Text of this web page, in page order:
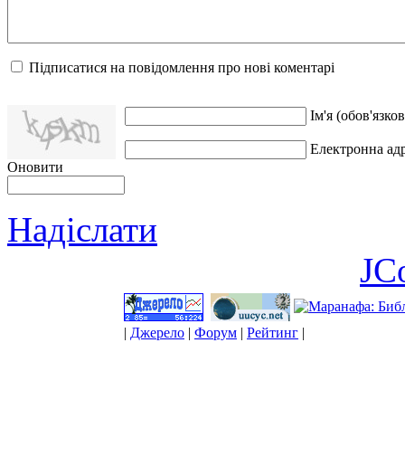
Підписатися на повідомлення про нові коментарі
Оновити
Ім'я
Електронна
Надіслати
| Джерело | Форум | Рейтинг |